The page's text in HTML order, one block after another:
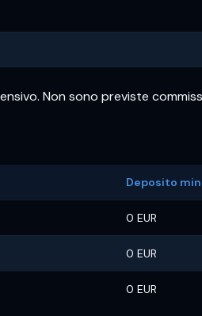
Non sono previste
Deposito
0 EUR
0 EUR
0 EUR